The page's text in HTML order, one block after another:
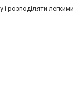
розподіляти легкими